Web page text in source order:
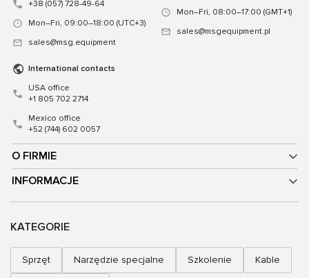
O FIRMIE
INFORMACJE
+38 (057) 728-49-64
Mon–Fri, 09:00–18:00 (UTC+3)
sales@msg.equipment
Mon–Fri, 08:00–17:00 (GMT+1)
sales@msgequipment.pl
International contacts
USA office
+1 805 702 2714
Mexico office
+52 (744) 602 0057
KATEGORIE
Sprzęt Narzędzie specjalne Szkolenie Kable